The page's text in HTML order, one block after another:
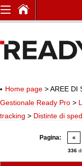
Home page > AREE DI
Gestionale Ready Pro >
tracking > Distinte di
Pagina: «
336